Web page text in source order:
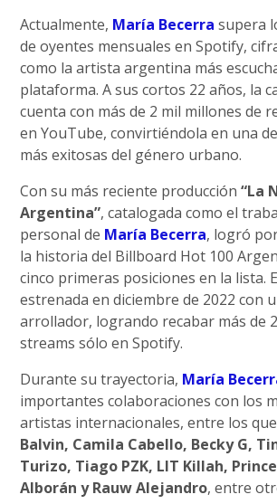
Actualmente, María Becerra supera
de oyentes mensuales en Spotify,
como la artista argentina más
plataforma. A sus cortos 22 años, la
cuenta con más de 2 mil millones de
en YouTube, convirtiéndola en una
más exitosas del género urbano.
Con su más reciente producción“La
Argentina”, catalogada como el
personal de María Becerra, logró
la historia del Billboard Hot 100
cinco primeras posiciones en la lista.
estrenada en diciembre de 2022 con
arrollador, logrando recabar más de
streams sólo en Spotify.
Durante su trayectoria, María
importantes colaboraciones con los
artistas internacionales, entre los
Balvin, Camila Cabello, Becky G,
Turizo, Tiago PZK, LIT Killah,
Alborán y Rauw Alejandro, entre